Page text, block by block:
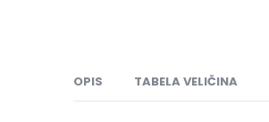
OPIS TABELA VELIČINA